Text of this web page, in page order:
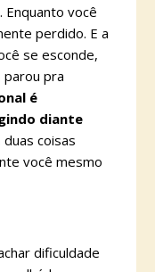
Enquanto você
perdido. E a
se esconde,
parou pra
é
diante
coisas
você mesmo
dificuldade